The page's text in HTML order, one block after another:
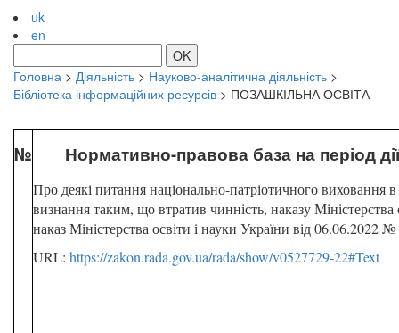
uk
en
OK
Головна > Діяльність > Науково-аналітична діяльність >
Бібліотека інформаційних ресурсів > ПОЗАШКІЛЬНА ОСВІТА
№ Нормативно-правова база на період
Про деякі питання національно-патріотичного виховання в
визнання таким, що втратив чинність, наказу Міністерства
наказ Міністерства освіти і науки України від 06.06.2022
URL: https://zakon.rada.gov.ua/rada/show/v0527729-22#Text